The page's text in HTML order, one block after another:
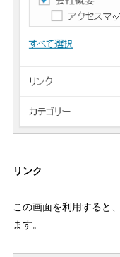
リンク
この画面を利用すると
ます。